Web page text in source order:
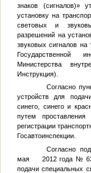
знаков (сигналов)»
установку на
световых и
разрешений на
звуковых сигналов на
Государственной
Министерства
Инструкция).
Согласно
устройств для
синего, синего и
путем
регистрации
Госавтоинспекции.
Согласно
мая 2012 года № 635
подачи специальных